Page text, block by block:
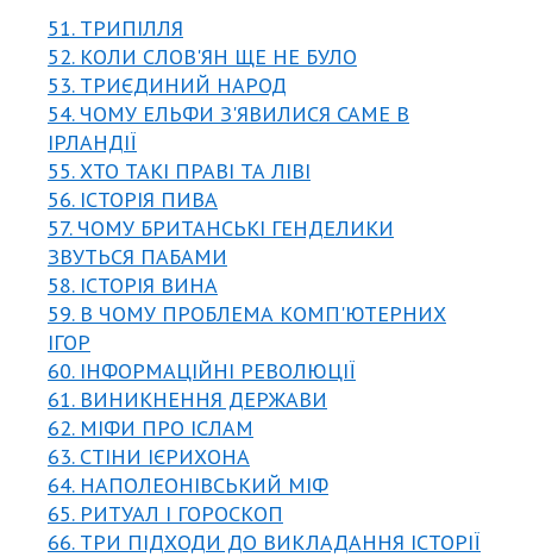
51. ТРИПІЛЛЯ
52. КОЛИ СЛОВ'ЯН ЩЕ НЕ БУЛО
53. ТРИЄДИНИЙ НАРОД
54. ЧОМУ ЕЛЬФИ З'ЯВИЛИСЯ САМЕ В
ІРЛАНДІЇ
55. ХТО ТАКІ ПРАВІ ТА ЛІВІ
56. ІСТОРІЯ ПИВА
57. ЧОМУ БРИТАНСЬКІ ГЕНДЕЛИКИ
ЗВУТЬСЯ ПАБАМИ
58. ІСТОРІЯ ВИНА
59. В ЧОМУ ПРОБЛЕМА КОМП'ЮТЕРНИХ
ІГОР
60. ІНФОРМАЦІЙНІ РЕВОЛЮЦІЇ
61. ВИНИКНЕННЯ ДЕРЖАВИ
62. МІФИ ПРО ІСЛАМ
63. СТІНИ ІЄРИХОНА
64. НАПОЛЕОНІВСЬКИЙ МІФ
65. РИТУАЛ І ГОРОСКОП
66. ТРИ ПІДХОДИ ДО ВИКЛАДАННЯ ІСТОРІЇ